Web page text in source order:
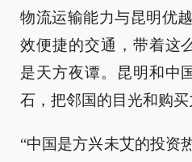
物流运输能力与昆明优
效便捷的交通，带着这
是天方夜谭。昆明和中
石，把邻国的目光和购
“中国是方兴未艾的投资